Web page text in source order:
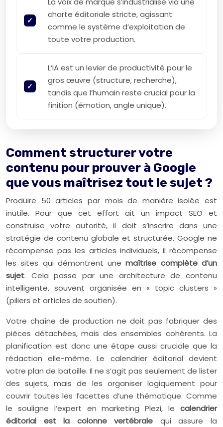
charte éditoriale stricte, agissant
comme le système d’exploitation de
toute votre production.
L’IA est un levier de productivité pour le
gros œuvre (structure, recherche),
tandis que l’humain reste crucial pour la
finition (émotion, angle unique).
Comment structurer votre
contenu pour prouver à Google
que vous maîtrisez tout le sujet ?
Produire 50 articles par mois de manière isolée est
inutile. Pour que cet effort ait un impact SEO et
construise votre autorité, il doit s’inscrire dans une
stratégie de contenu globale et structurée. Google ne
récompense pas les articles individuels, il récompense
les sites qui démontrent unemaîtrise complète d’un
sujet. Cela passe par une architecture de contenu
intelligente, souvent organisée en « topic clusters »
(piliers et articles de soutien).
Votre chaîne de production ne doit pas fabriquer des
pièces détachées, mais des ensembles cohérents. La
planification est donc une étape aussi cruciale que la
rédaction elle-même. Le calendrier éditorial devient
votre plan de bataille. Il ne s’agit pas seulement de lister
des sujets, mais de les organiser logiquement pour
couvrir toutes les facettes d’une thématique. Comme
le souligne l’expert en marketing Plezi, le calendrier
éditorial est la colonne vertébrale qui assure la